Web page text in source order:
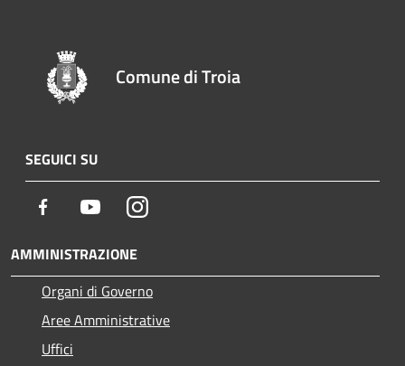
Comune di Troia
SEGUICI SU
Facebook YoutubeInstagram
AMMINISTRAZIONE
Organi di Governo
Aree Amministrative
Uffici